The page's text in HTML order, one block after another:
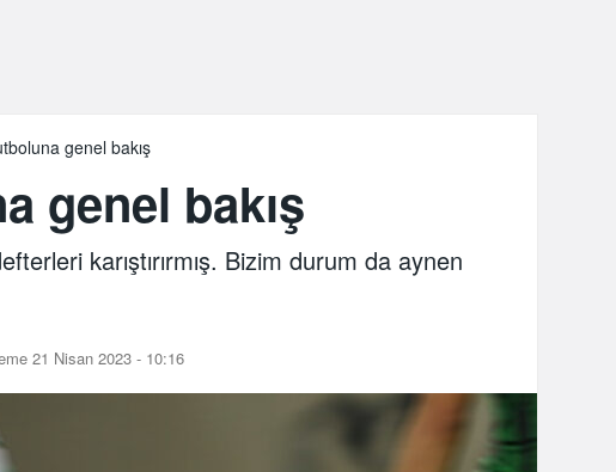
genel bakış
genel bakış
karıştırırmış. Bizim durum da aynen
21 Nisan 2023 - 10:16